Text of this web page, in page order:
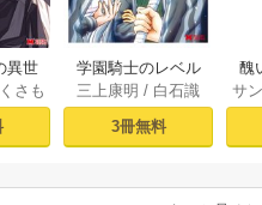
異世
記 ～
さ
族
巻
くさも
学園騎士のレベル
アップ！レベル100
0超えの転生者、落
ちこぼれクラスに
（コミック） ： 1
三上康明 / 白石識
3冊無料
醜
同
サ